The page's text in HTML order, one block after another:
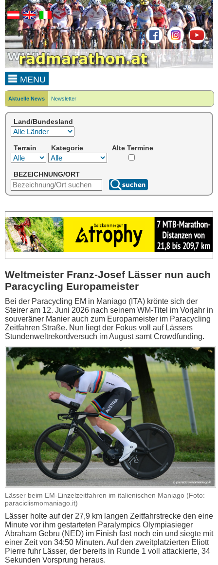
MENU
Aktuelle News Newsletter
Land/Bundesland
Terrain Kategorie Alte Termine
BEZEICHNUNG/ORT
Weltmeister Franz-Josef Lässer nun auch
Paracycling Europameister
Bei der Paracycling EM in Maniago (ITA) krönte sich der
Steirer am 12. Juni 2026 nach seinem WM-Titel im Vorjahr in
souveräner Manier auch zum Europameister im Paracycling
Zeitfahren Straße. Nun liegt der Fokus voll auf Lässers
Stundenweltrekordversuch im August samt Crowdfunding.
Lässer beim EM-Einzelzeitfahren im italienischen Maniago (Foto:
paraciclismomaniago.it)
Lässer holte auf der 27,9 km langen Zeitfahrstrecke den eine
Minute vor ihm gestarteten Paralympics Olympiasieger
Abraham Gebru (NED) im Finish fast noch ein und siegte mit
einer Zeit von 34:50 Minuten. Auf den zweitplatzierten Eliott
Pierre fuhr Lässer, der bereits in Runde 1 voll attackierte, 34
Sekunden Vorsprung heraus.